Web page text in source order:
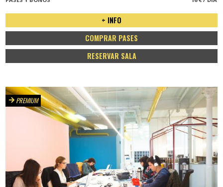
+ INFO
COMPRAR PASES
RESERVAR SALA
PREMIUM